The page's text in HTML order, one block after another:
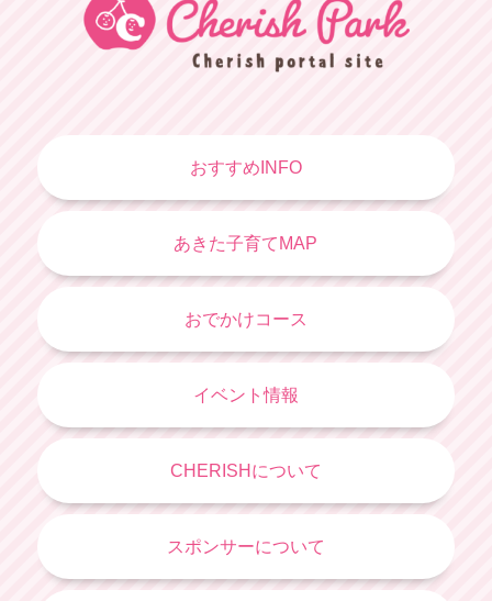
おすすめINFO
あきた子育てMAP
おでかけコース
イベント情報
CHERISHについて
スポンサーについて